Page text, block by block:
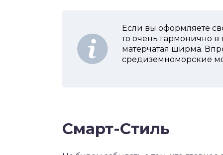
Если вы оформляете
то очень гармонично в
матерчатая ширма.
средиземноморские
Смарт-Стиль